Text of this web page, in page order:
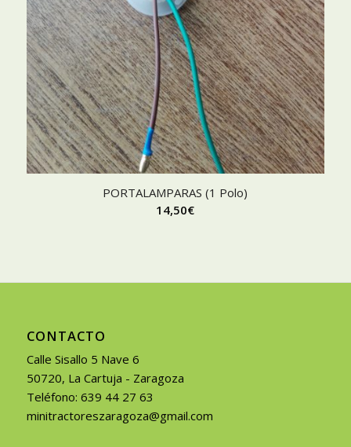
PORTALAMPARAS (1 Polo)
14,50€
CONTACTO
Calle Sisallo 5 Nave 6
50720, La Cartuja - Zaragoza
Teléfono: 639 44 27 63
minitractoreszaragoza@gmail.com